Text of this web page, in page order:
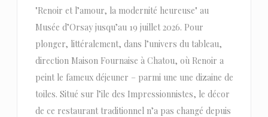
"Renoir et l’amour, la modernité heureuse" au
Musée d’Orsay jusqu’au 19 juillet 2026. Pour
plonger, littéralement, dans l’univers du tableau,
direction Maison Fournaise à Chatou, où Renoir a
peint le fameux déjeuner – parmi une une dizaine de
toiles. Situé sur l’ile des Impressionnistes, le décor
de ce restaurant traditionnel n’a pas changé depuis